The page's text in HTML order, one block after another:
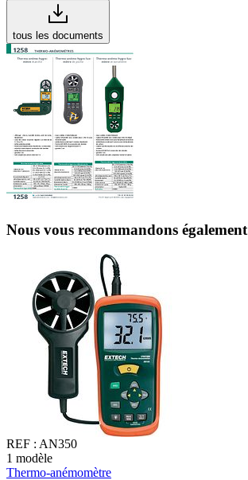
tous les documents
Nous vous recommandons également
REF : AN350
1 modèle
Thermo-anémomètre